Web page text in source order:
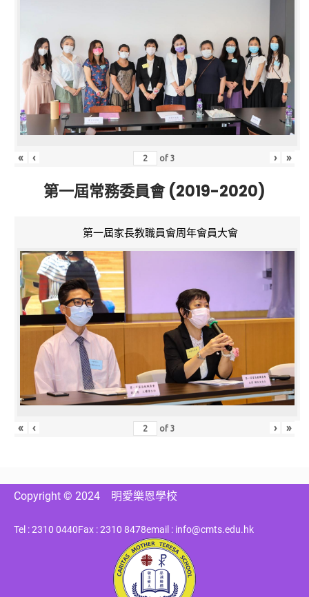
« ‹ of3 › »
第一屆常務委員會 (2019-2020)
第一屆家長教職員會周年會員大會
« ‹ of3 › »
Copyright © 2024 明愛樂恩學校
Tel : 2310 0440Fax : 2310 8478email : info@cmts.edu.hk